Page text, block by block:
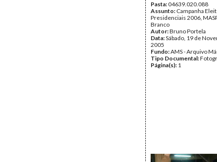
Pasta:04639.020.088
Assunto: Campanha
Presidenciais 2006,
Branco
Autor:Bruno Portela
Data:Sábado, 19 de
2005
Fundo:AMS - Arquivo
Tipo Documental:
Página(s): 1